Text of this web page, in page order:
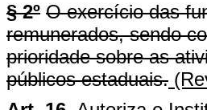
§ 2º O exercício das
remunerados, sendo
prioridade sobre as
públicos estaduais.